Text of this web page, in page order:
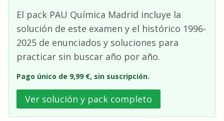
El pack PAU Química Madrid incluye la
solución de este examen y el histórico 1996-
2025 de enunciados y soluciones para
practicar sin buscar año por año.
Pago único de 9,99 €, sin suscripción.
Ver solución y pack completo